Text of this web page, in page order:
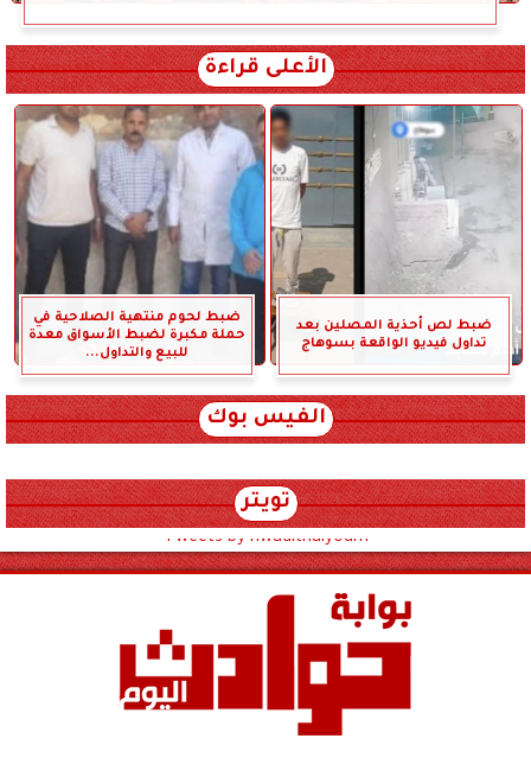
الأعلى قراءة
ضبط لص أحذية المصلين بعد
تداول فيديو الواقعة بسوهاج
ضبط لحوم منتهية الصلاحية في
حملة مكبرة لضبط الأسواق معدة
للبيع والتداول...
الفيس بوك
تويتر
Tweets by hwadithalyoum